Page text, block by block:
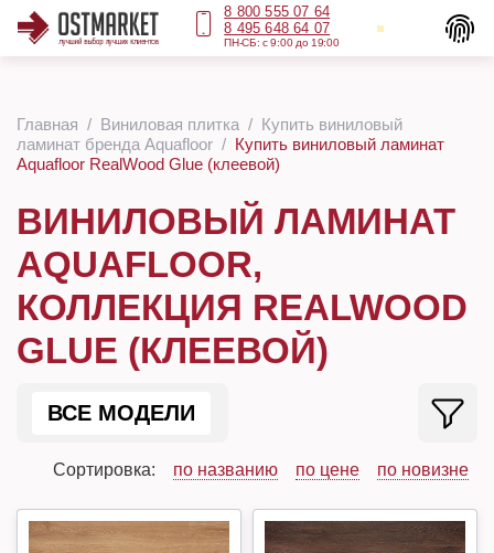
8 800 555 07 64
8 495 648 64 07
ПН-СБ: с 9:00 до 19:00
Главная Виниловая плитка
Купить виниловый
ламинат бренда Aquafloor
Купить виниловый ламинат
Aquafloor RealWood Glue (клеевой)
ВИНИЛОВЫЙ ЛАМИНАТ
AQUAFLOOR,
КОЛЛЕКЦИЯ REALWOOD
GLUE (КЛЕЕВОЙ)
ВСЕ МОДЕЛИ
Сортировка: по названию по цене по новизне